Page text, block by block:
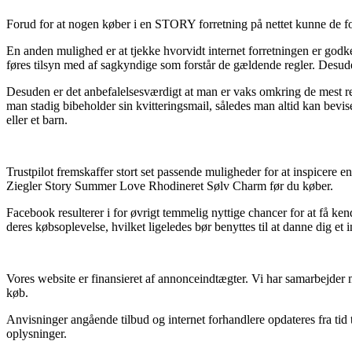
Forud for at nogen køber i en STORY forretning på nettet kunne de
En anden mulighed er at tjekke hvorvidt internet forretningen er
føres tilsyn med af sagkyndige som forstår de gældende regler.
Desuden er det anbefalelsesværdigt at man er vaks omkring de
man stadig bibeholder sin kvitteringsmail, således man altid kan
eller et barn.
Trustpilot fremskaffer stort set passende muligheder for at inspicere
Ziegler Story Summer Love Rhodineret Sølv Charm før du køber.
Facebook resulterer i for øvrigt temmelig nyttige chancer for at få
deres købsoplevelse, hvilket ligeledes bør benyttes til at danne dig et
Vores website er finansieret af annonceindtægter. Vi har
køb.
Anvisninger angående tilbud og internet forhandlere opdateres fra
oplysninger.